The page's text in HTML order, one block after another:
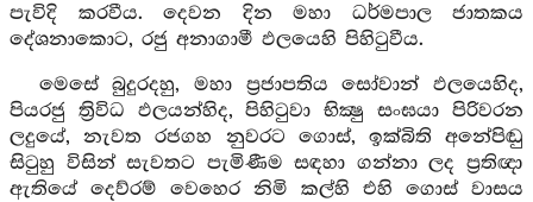
පැවිදි කරවීය. දෙවන දින මහා ධර්මපාල ජාතකය
දේශනාකොට, රජු අනාගාමී ඵලයෙහි පිහිටුවීය.
මෙසේ බුදුරදහු, මහා ප්‍රජාපතිය සෝවාන් ඵලයෙහිද,
පියරජු ත්‍රිවිධ ඵලයන්හිද, පිහිටුවා භික්‍ෂු සංඝයා පිරිවරන
ලදුයේ, නැවත රජගහ නුවරට ගොස්, ඉක්බිති අනේපිඬු
සිටුහු විසින් සැවතට පැමිණීම සඳහා ගන්නා ලද ප්‍රතිඥා
ඇතියේ දෙව්රම් වෙහෙර නිමි කල්හි එහි ගොස් වාසය